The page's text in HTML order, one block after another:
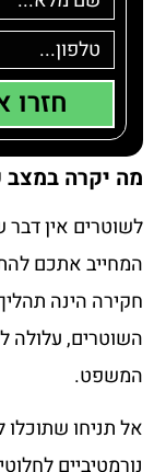
חזרו
מה יקרה במצב
לשוטרים אין
המחייב אתכם
חקירה הינה
השוטרים, עלולה
המשפט.
אל תניחו
נורמטיביים